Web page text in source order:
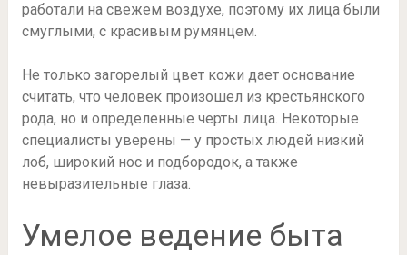
работали на свежем воздухе, поэтому их лица были
смуглыми, с красивым румянцем.
Не только загорелый цвет кожи дает основание
считать, что человек произошел из крестьянского
рода, но и определенные черты лица. Некоторые
специалисты уверены — у простых людей низкий
лоб, широкий нос и подбородок, а также
невыразительные глаза.
Умелое ведение быта